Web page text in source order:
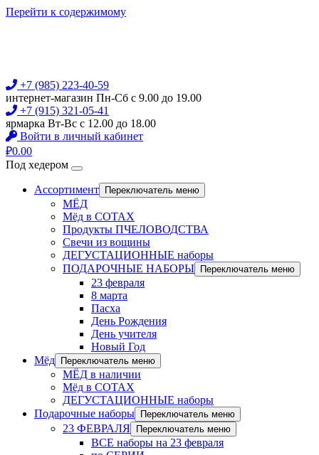
Перейти к содержимому
+7 (985) 223-40-59
интернет-магазин Пн-Сб с 9.00 до 19.00
+7 (915) 321-05-41
ярмарка Вт-Вс с 12.00 до 18.00
Войти в личный кабинет
₽0.00
Под хедером
Ассортимент Переключатель меню
МЁД
Мёд в СОТАХ
Продукты ПЧЕЛОВОДСТВА
Свечи из вощины
ДЕГУСТАЦИОННЫЕ наборы
ПОДАРОЧНЫЕ НАБОРЫ
Переключатель меню
23 февраля
8 марта
Пасха
День Рождения
День учителя
Новый Год
Мёд
Переключатель меню
МЁД в наличии
Мёд в СОТАХ
ДЕГУСТАЦИОННЫЕ наборы
Подарочные наборы
Переключатель меню
23 ФЕВРАЛЯ Переключатель меню
ВСЕ наборы на 23 февраля